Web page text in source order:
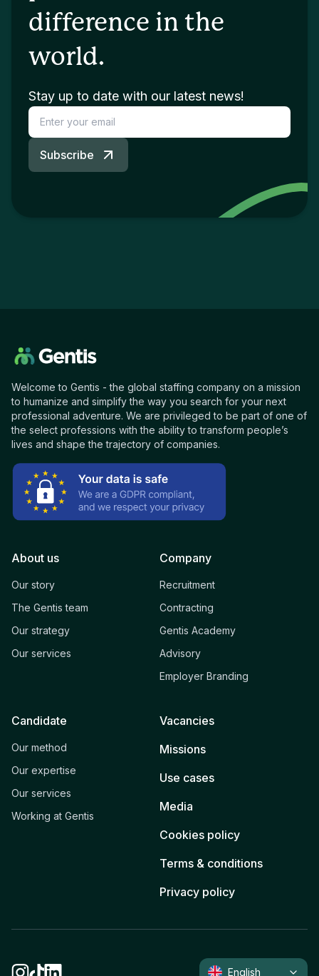
difference in the
world.
Stay up to date with our latest news!
Subscribe
Welcome to Gentis - the global staffing company on a mission
to humanize and simplify the way you search for your next
professional adventure. We are privileged to be part of one of
the select professions with the ability to transform people’s
lives and shape the trajectory of companies.
About us
Our story
The Gentis team
Our strategy
Our services
Company
Recruitment
Contracting
Gentis Academy
Advisory
Employer Branding
Candidate
Our method
Our expertise
Our services
Working at Gentis
Vacancies
Missions
Use cases
Media
Cookies policy
Terms & conditions
Privacy policy
English